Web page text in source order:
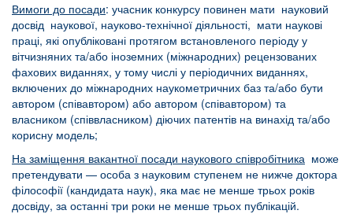
Вимоги до посади: учасник конкурсу повинен мати науковий
досвід наукової, науково-технічної діяльності, мати наукові
праці, які опубліковані протягом встановленого періоду у
вітчизняних та/або іноземних (міжнародних) рецензованих
фахових виданнях, у тому числі у періодичних виданнях,
включених до міжнародних наукометричних баз та/або бути
автором (співавтором) або автором (співавтором) та
власником (співвласником) діючих патентів на винахід та/або
корисну модель;
На заміщення вакантної посади наукового співробітника може
претендувати — особа з науковим ступенем не нижче доктора
філософії (кандидата наук), яка має не менше трьох років
досвіду, за останні три роки не менше трьох публікацій.